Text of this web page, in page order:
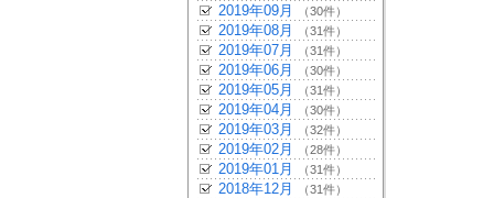
2019年09月 （30件）
2019年08月 （31件）
2019年07月 （31件）
2019年06月 （30件）
2019年05月 （31件）
2019年04月 （30件）
2019年03月 （32件）
2019年02月 （28件）
2019年01月 （31件）
2018年12月 （31件）